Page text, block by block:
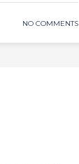
NO COMMENTS